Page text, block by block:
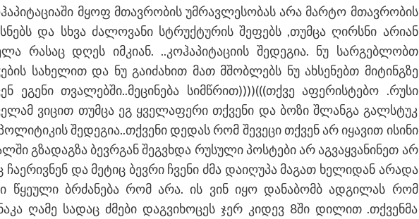
მყოფ მთავრობის უმრავლესობას არა მარტო მთავრობის
და სხვა ძალოვანი სტრუქტურის შეფებს ,თუმცა ღირსნი არიან
რასაც დღეს იმკიან. ..კოჰაპიტაციის შედეგია. ნუ სარგებლობთ
სახელით და ნუ გაიძახით მათ მშობლებს ნუ ახსენებთ მიტინგზე
ეგენი თვალებში..მეცინება სიმწრით))))(((თქვე აფერისტებო .რუსი
ვიცით თუმცა ეგ ყველაფერი თქვენი და ბოზი შლანგა გალსტუკ
შედეგია..თქვენი დედას რომ შევეცი თქვენ არ იყავით ისინი
გზადაგზა ბევრგან შეგვხდა რუსული პოსტები არ აგვაყვანინეთ არ
ჩაერივნენ და მეტიც ბევრი ჩვენი ძმა დაიღუპა მაგათ ხელიდან არადა
წყეული ბრძანება რომ არა. ის ვინ იყო დანაბომბ ადგილას რომ
ღამე სადაც ძმები დაგვიხოცეს ჯერ კიდევ 8ში დილით .თქვენმა